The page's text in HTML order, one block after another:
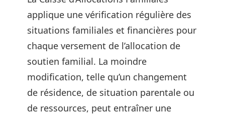
applique une vérification régulière des
situations familiales et financières pour
chaque versement de l’allocation de
soutien familial. La moindre
modification, telle qu’un changement
de résidence, de situation parentale ou
de ressources, peut entraîner une